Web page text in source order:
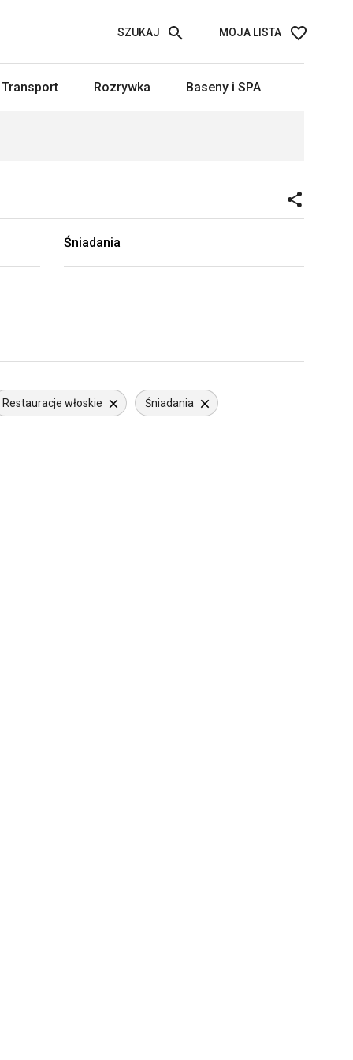
MOJA LISTA
SZUKAJ
Transport Rozrywka Baseny i SPA
Śniadania
Restauracje włoskie Śniadania